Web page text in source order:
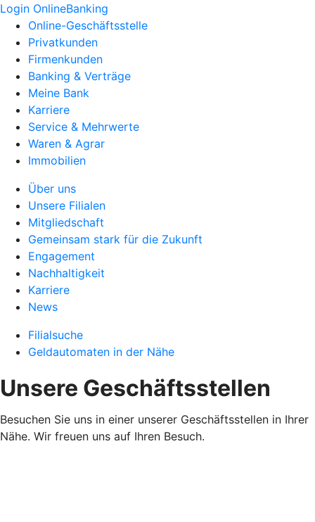
Login OnlineBanking
Online-Geschäftsstelle
Privatkunden
Firmenkunden
Banking & Verträge
Meine Bank
Karriere
Service & Mehrwerte
Waren & Agrar
Immobilien
Über uns
Unsere Filialen
Mitgliedschaft
Gemeinsam stark für die Zukunft
Engagement
Nachhaltigkeit
Karriere
News
Filialsuche
Geldautomaten in der Nähe
Unsere Geschäftsstellen
Besuchen Sie uns in einer unserer Geschäftsstellen in Ihrer
Nähe. Wir freuen uns auf Ihren Besuch.